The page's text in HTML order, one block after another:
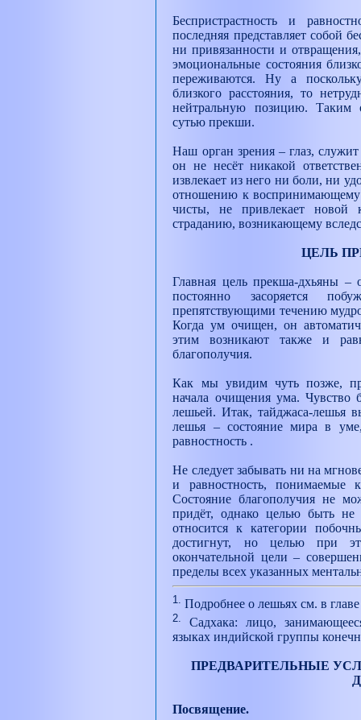
Беспристрастность и
последняя представляет собой
ни привязанности и
эмоциональные состояния
переживаются. Ну а
близкого расстояния, то
нейтральную позицию. Таким
сутью прекши.
Наш орган зрения – глаз,
он не несёт никакой
извлекает из него ни боли, ни
отношению к воспринимающему
чисты, не привлекает новой
страданию, возникающему
ЦЕЛЬ
Главная цель прекша-дхьяны
постоянно засоряется
препятствующими течению
Когда ум очищен, он
этим возникают также и
благополучия.
Как мы увидим чуть позже,
начала очищения ума. Чувство
лешьей. Итак, тайджаса-лешья
лешья – состояние мира в
равностность .
Не следует забывать ни на
и равностность, понимаемые
Состояние благополучия не
придёт, однако целью быть
относится к категории
достигнут, но целью при
окончательной цели –
пределы всех указанных
1.Подробнее о лешьях см. в
2. Садхака: лицо,
языках индийской группы
ПРЕДВАРИТЕЛЬНЫЕ
Посвящение.